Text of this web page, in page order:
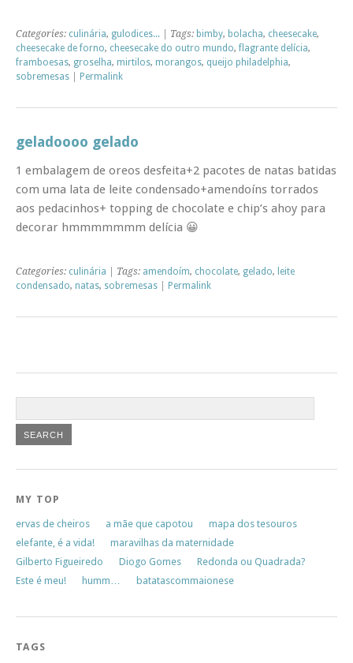
Categories: culinária, gulodices... | Tags: bimby, bolacha, cheesecake,
cheesecake de forno, cheesecake do outro mundo,flagrante delícia,
framboesas, groselha, mirtilos, morangos, queijo philadelphia,
sobremesas
Permalink
geladoooo gelado
1 embalagem de oreos desfeita+2 pacotes de natas batidas
com uma lata de leite condensado+amendoíns torrados
aos pedacinhos+ topping de chocolate e chip’s ahoy para
decorar hmmmmmmm delícia 😀
Categories: culinária | Tags: amendoím, chocolate, gelado, leite
condensado, natas, sobremesas Permalink
MY TOP
ervas de cheiros a mãe que capotou
mapa dos tesouros
elefante, é a vida!
maravilhas da maternidade
Gilberto Figueiredo
Diogo Gomes
Redonda ou Quadrada?
Este é meu!
humm… batatascommaionese
TAGS